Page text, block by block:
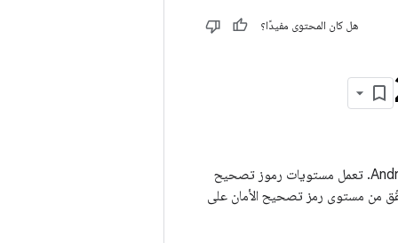
هل كان المحتوى مفيدًا؟
تتضمّن &quot;نشرة أمان Android&quot; هذه تفاصيل الثغرات الأمنية التي تؤثّر في أجهزة Android. تعمل مستويات رموز تصحيح
التحقّق من مستوى رمز تصحيح الأمان على